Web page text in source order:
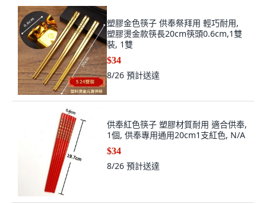
塑膠金色筷子 供奉祭拜用 輕巧耐用,
塑膠燙金款筷長20cm筷頭0.6cm,1雙
裝, 1雙
$34
8/26 預計送達
供奉紅色筷子 塑膠材質耐用 適合供奉,
1個, 供奉專用通用20cm1支紅色, N/A
$34
8/26 預計送達